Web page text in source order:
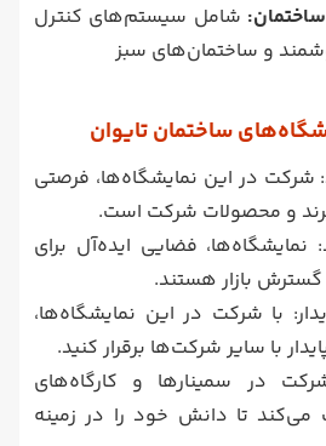
شامل سیستم‌های کنترل
و ساختمان‌های سبز
ساختمان تایوان
شرکت در این نمایشگاه‌ها، فرصتی
برند و محصولات شرکت است.
نمایشگاه‌ها، فضایی ایده‌آل برای
بازار هستند.
با شرکت در این نمایشگاه‌ها،
با سایر شرکت‌ها برقرار کنید.
در سمینارها و کارگاه‌های
تا دانش خود را در زمینه